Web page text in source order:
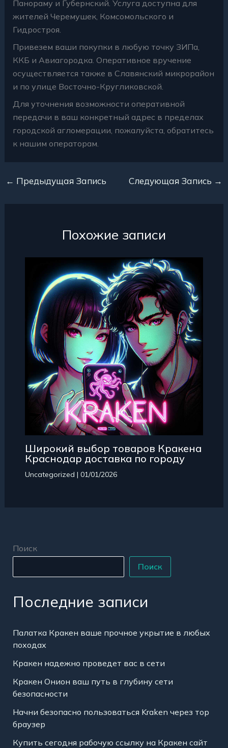
Панораму и Губернский. Услуга доступна для
жителей Черемушек, Комсомольского и
Гидростроя.
Привезем ваши покупки в любую точку ЗИПа,
ККБ и Авиагородка. Оперативное вручение
осуществляется также в Славянский микрорайон
и по улице Восточно-Кругликовской.
Для уточнения возможности оперативной
передачи в ваш конкретный адрес в пределах
городской агломерации, пожалуйста, обратитесь
к нашим операторам.
← Предыдущая Запись Следующая Запись →
Похожие записи
Широкий выбор товаров Кракена
Краснодар доставка по городу
Uncategorized | 01/01/2026
Поиск
Поиск
Последние записи
Палатка Кракен ваше прочное укрытие в любых
походах
Кракен надежно проведет вас в сети
Кракен Онион ваш путь в глубину сети
безопасности
Начни безопасно пользоваться Kraken через тор
браузер
Купить сегодня рабочую ссылку на Кракен сайт